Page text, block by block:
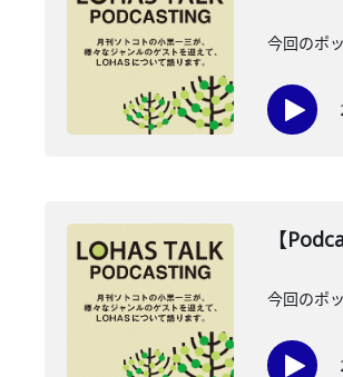
今回のポ
【
今回のポ